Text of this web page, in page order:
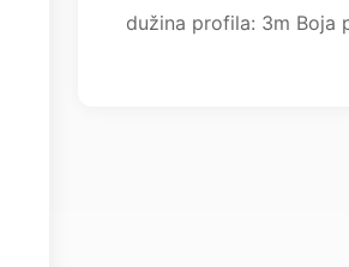
dužina profila: 3m Boja